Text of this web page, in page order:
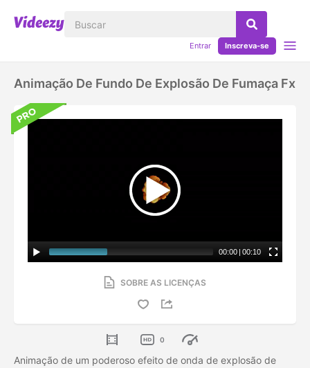
Entrar Inscreva-se
Animação De Fundo De Explosão De Fumaça Fx
00:00 | 00:10
SOBRE AS LICENÇAS
0
Animação de um poderoso efeito de onda de explosão de